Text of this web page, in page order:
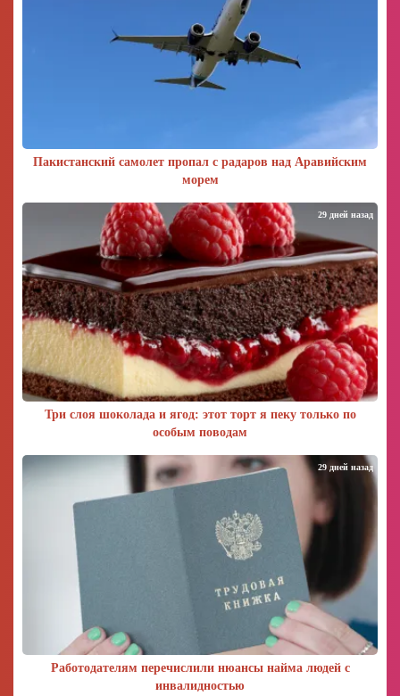
Пакистанский самолет пропал с радаров над Аравийским
морем
Три слоя шоколада и ягод: этот торт я пеку только по
особым поводам
29 дней назад
Работодателям перечислили нюансы найма людей с
инвалидностью
29 дней назад